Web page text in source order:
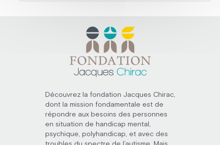
Découvrez la fondation Jacques Chirac,
dont la mission fondamentale est de
répondre aux besoins des personnes
en situation de handicap mental,
psychique, polyhandicap, et avec des
troubles du spectre de l’autisme. Mais